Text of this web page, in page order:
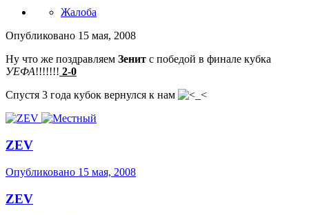
Жалоба
Опубликовано 15 мая, 2008
Ну что же поздравляем Зенит с победой в финале кубка
УЕФА!!!!!!! 2-0
Спустя 3 года кубок вернулся к нам
ZEV
Опубликовано 15 мая, 2008
ZEV